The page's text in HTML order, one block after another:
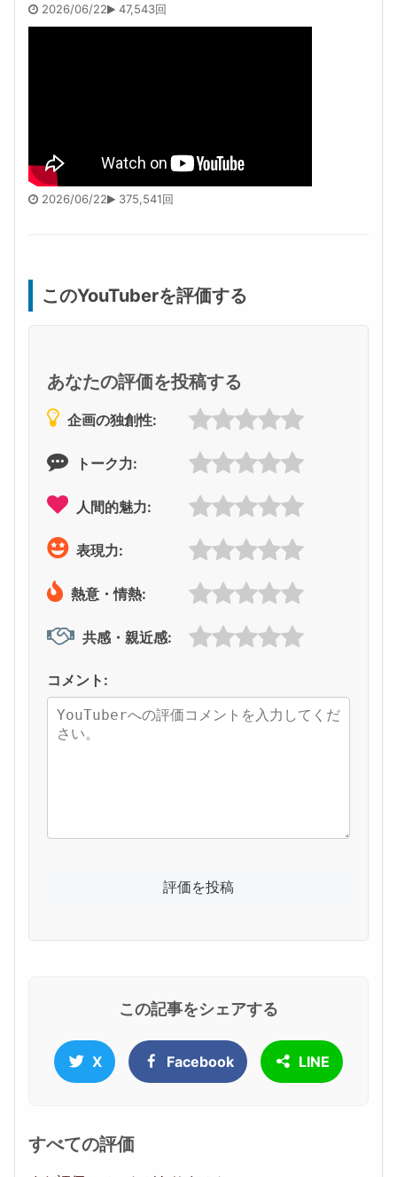
2026/06/22 47,543回
2026/06/22 375,541回
このYouTuberを評価する
あなたの評価を投稿する
企画の独創性:
トーク力:
人間的魅力:
表現力:
熱意・情熱:
共感・親近感:
コメント:
この記事をシェアする
X Facebook LINE
すべての評価